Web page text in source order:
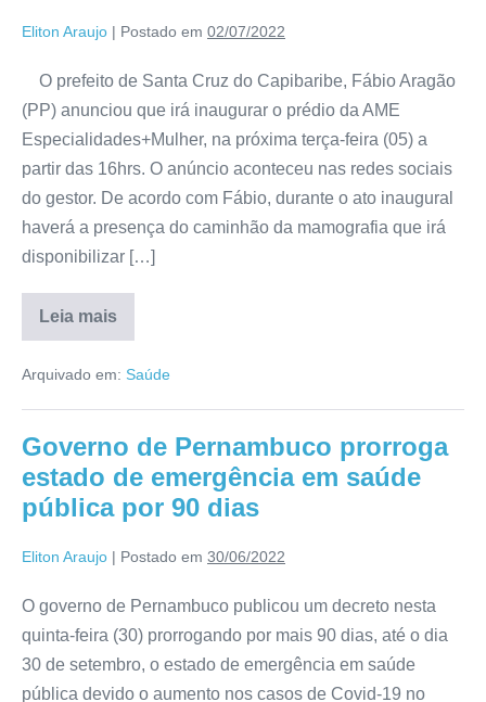
Eliton Araujo | Postado em 02/07/2022
O prefeito de Santa Cruz do Capibaribe, Fábio Aragão
(PP) anunciou que irá inaugurar o prédio da AME
Especialidades+Mulher, na próxima terça-feira (05) a
partir das 16hrs. O anúncio aconteceu nas redes sociais
do gestor. De acordo com Fábio, durante o ato inaugural
haverá a presença do caminhão da mamografia que irá
disponibilizar […]
Leia mais
Arquivado em: Saúde
Governo de Pernambuco prorroga
estado de emergência em saúde
pública por 90 dias
Eliton Araujo | Postado em 30/06/2022
O governo de Pernambuco publicou um decreto nesta
quinta-feira (30) prorrogando por mais 90 dias, até o dia
30 de setembro, o estado de emergência em saúde
pública devido o aumento nos casos de Covid-19 no